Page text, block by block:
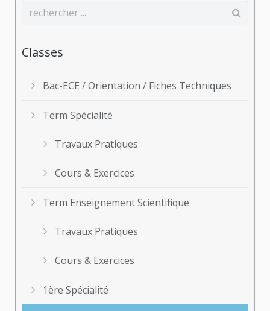
Classes
Bac-ECE / Orientation / Fiches Techniques
Term Spécialité
Travaux Pratiques
Cours & Exercices
Term Enseignement Scientifique
Travaux Pratiques
Cours & Exercices
1ère Spécialité